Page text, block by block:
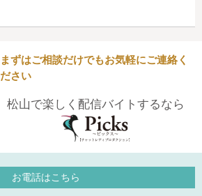
まずはご相談だけでもお気軽にご連絡く
ださい
松山で楽しく配信バイトするなら
お電話はこちら